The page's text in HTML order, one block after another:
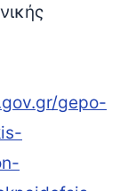
gepo-